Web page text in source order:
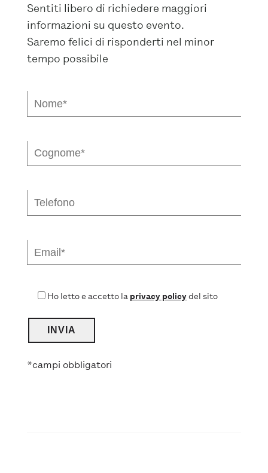
Sentiti libero di richiedere maggiori
informazioni su questo evento.
Saremo felici di risponderti nel minor
tempo possibile
Ho letto e accetto la privacy policydel sito
*campi obbligatori